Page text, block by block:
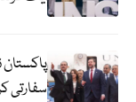
پاکستان
سفارتی